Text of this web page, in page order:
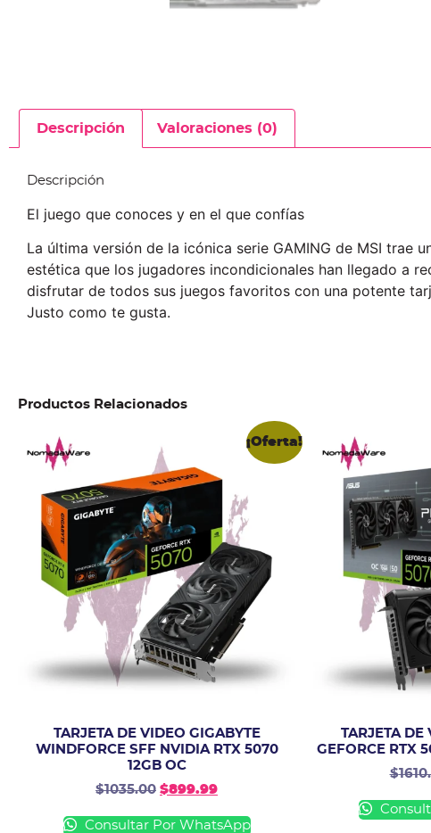
Descripción Valoraciones (0)
Descripción
El juego que conoces y en el que confías
La última versión de la icónica serie GAMING de MSI trae
estética que los jugadores incondicionales han llegado a
disfrutar de todos sus juegos favoritos con una potente
Justo como te gusta.
Productos Relacionados
¡Oferta!
TARJETA DE VIDEO GIGABYTE
WINDFORCE SFF NVIDIA RTX 5070
12GB OC
$1035.00 $899.99
Consultar Por WhatsApp
TARJETA DE
GEFORCE RTX
$